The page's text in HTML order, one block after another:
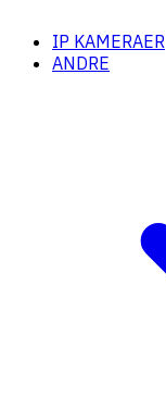
IP KAMERAER
ANDRE